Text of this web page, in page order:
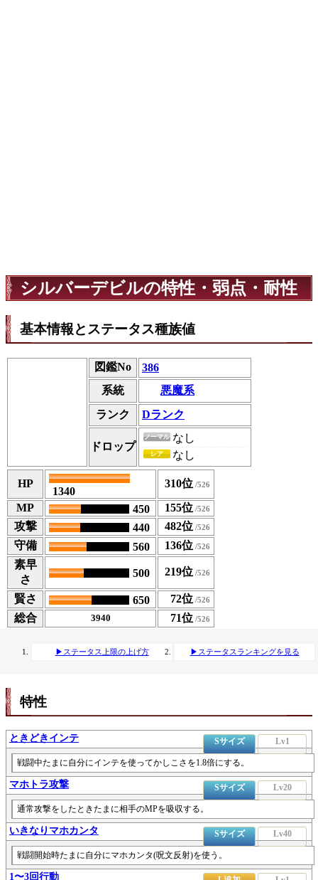
シルバーデビルの特性・弱点・耐性
基本情報とステータス種族値
図鑑No
386
系統
悪魔系
ランク Dランク
ドロップ
ノーマル なし
レア なし
HP
1340
310位
MP
450
155位
攻撃
440
482位
守備
560
136位
素早
さ
500 219位
賢さ 650
72位
総合
3940 71位
▶ステータス上限の上げ方 ▶ステータスランキングを見る
特性
ときどきインテ Sサイズ Lv1
戦闘中たまに自分にインテを使ってかしこさを1.8倍にする。
マホトラ攻撃 Sサイズ Lv20
通常攻撃をしたときたまに相手のMPを吸収する。
いきなりマホカンタ Sサイズ Lv40
戦闘開始時たまに自分にマホカンタ(呪文反射)を使う。
1〜3回行動